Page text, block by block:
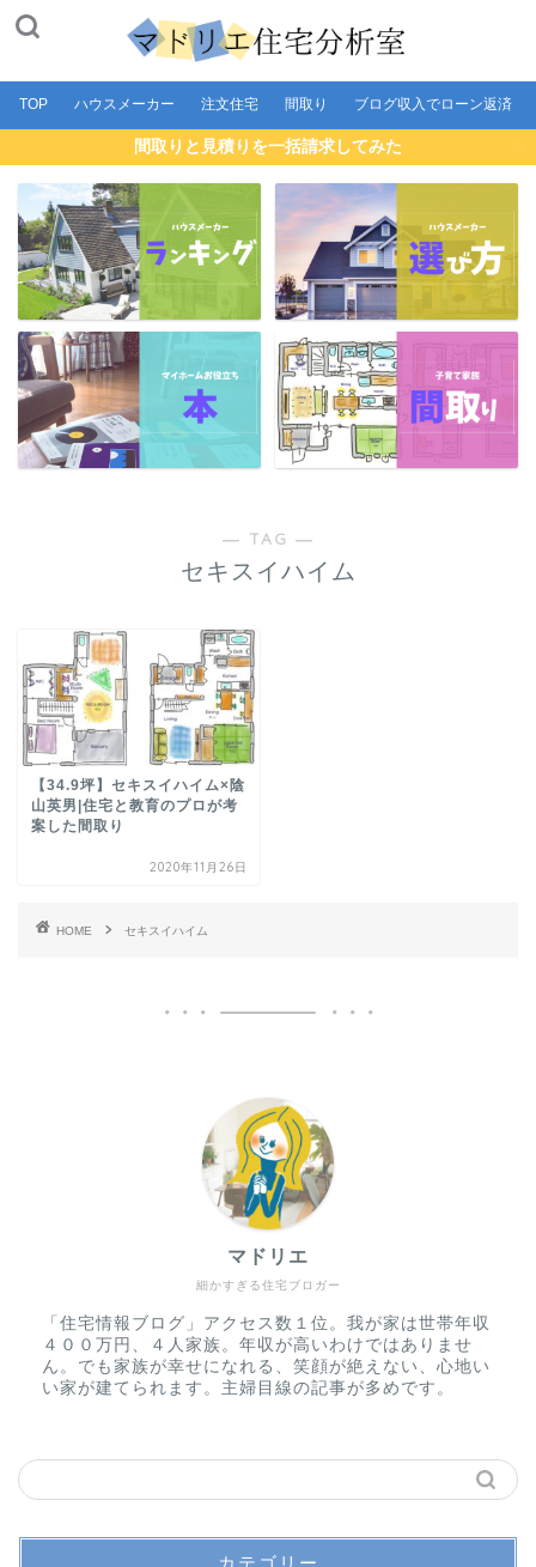
TOP ハウスメーカー 注文住宅 間取り ブログ収入でローン返済
間取りと見積りを一括請求してみた
― TAG ―
セキスイハイム
【34.9坪】セキスイハイム×陰
山英男|住宅と教育のプロが考
案した間取り
2020年11月26日
HOME セキスイハイム
細かすぎる住宅ブロガー
マドリエ
「住宅情報ブログ」アクセス数１位。我が家は世帯年収
４００万円、４人家族。年収が高いわけではありませ
ん。でも家族が幸せになれる、笑顔が絶えない、心地い
い家が建てられます。主婦目線の記事が多めです。